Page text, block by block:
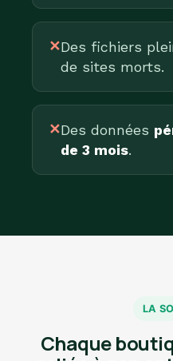
✕Des fichiers
de sites morts.
✕Des données
de 3 mois.
LA
Chaque